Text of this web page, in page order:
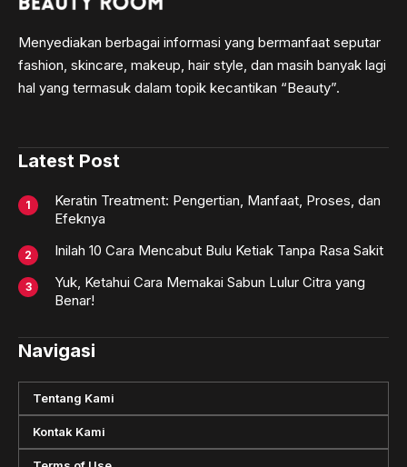
Menyediakan berbagai informasi yang bermanfaat seputar
fashion, skincare, makeup, hair style, dan masih banyak lagi
hal yang termasuk dalam topik kecantikan “Beauty”.
Latest Post
Keratin Treatment: Pengertian, Manfaat, Proses, dan
Efeknya
Inilah 10 Cara Mencabut Bulu Ketiak Tanpa Rasa Sakit
Yuk, Ketahui Cara Memakai Sabun Lulur Citra yang
Benar!
Navigasi
Tentang Kami
Kontak Kami